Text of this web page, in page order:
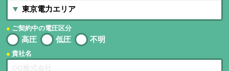
ご契約中の電圧区分
高圧 低圧 不明
貴社名